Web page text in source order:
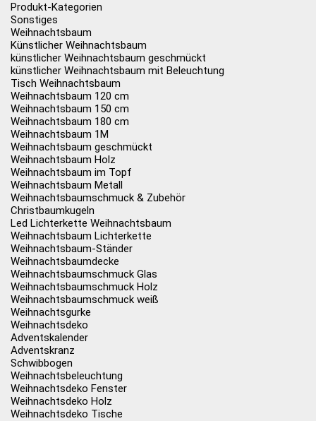
Produkt-Kategorien
Sonstiges
Weihnachtsbaum
Künstlicher Weihnachtsbaum
künstlicher Weihnachtsbaum geschmückt
künstlicher Weihnachtsbaum mit Beleuchtung
Tisch Weihnachtsbaum
Weihnachtsbaum 120 cm
Weihnachtsbaum 150 cm
Weihnachtsbaum 180 cm
Weihnachtsbaum 1M
Weihnachtsbaum geschmückt
Weihnachtsbaum Holz
Weihnachtsbaum im Topf
Weihnachtsbaum Metall
Weihnachtsbaumschmuck & Zubehör
Christbaumkugeln
Led Lichterkette Weihnachtsbaum
Weihnachtsbaum Lichterkette
Weihnachtsbaum-Ständer
Weihnachtsbaumdecke
Weihnachtsbaumschmuck Glas
Weihnachtsbaumschmuck Holz
Weihnachtsbaumschmuck weiß
Weihnachtsgurke
Weihnachtsdeko
Adventskalender
Adventskranz
Schwibbogen
Weihnachtsbeleuchtung
Weihnachtsdeko Fenster
Weihnachtsdeko Holz
Weihnachtsdeko Tische